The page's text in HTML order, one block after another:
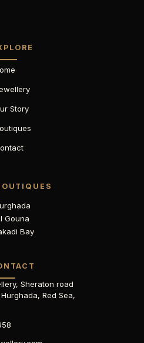
Story
Gouna
Bay
Sheraton road
Red Sea,